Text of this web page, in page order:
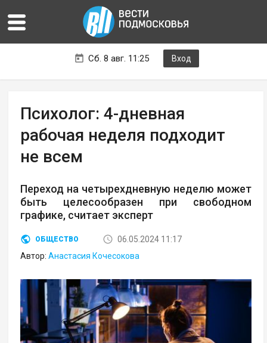
Сб. 8 авг. 11:25 Вход
Психолог: 4-дневная
рабочая неделя подходит
не всем
Переход на четырехдневную неделю может
быть целесообразен при свободном
графике, считает эксперт
ОБЩЕСТВО
06.05.2024 11:17
Автор:Анастасия Кочесокова